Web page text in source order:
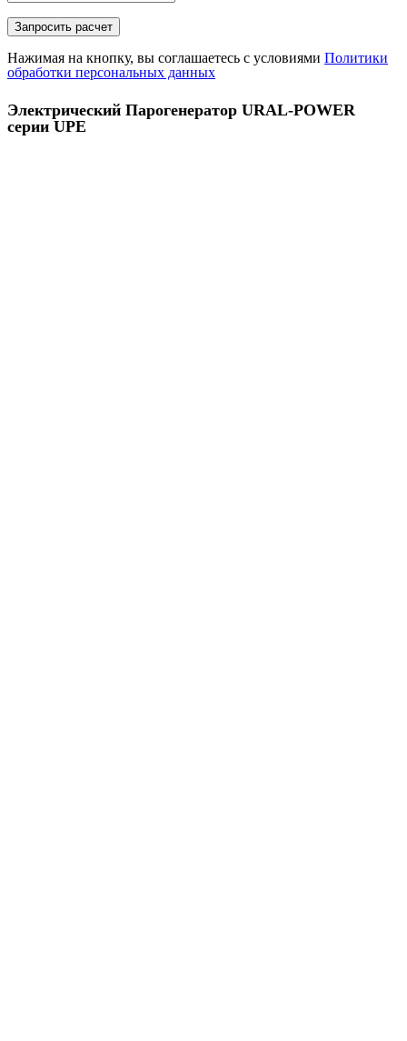
Нажимая на кнопку, вы соглашаетесь с условиями Политики
обработки персональных данных
Электрический Парогенератор URAL-POWER
серии UPE